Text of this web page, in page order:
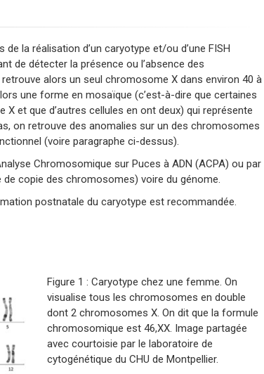
la réalisation d’un caryotype et/ou d’une FISH
de détecter la présence ou l’absence des
alors un seul chromosome X dans environ 40 à
une forme en mosaïque (c’est-à-dire que certaines
et que d’autres cellules en ont deux) qui représente
on retrouve des anomalies sur un des chromosomes
(voire paragraphe ci-dessus).
Chromosomique sur Puces à ADN (ACPA) ou par
de copie des chromosomes) voire du génome.
postnatale du caryotype est recommandée.
Figure 1 : Caryotype chez une femme. On
visualise tous les chromosomes en double
dont 2 chromosomes X. On dit que la formule
chromosomique est 46,XX. Image partagée
avec courtoisie par le laboratoire de
cytogénétique du CHU de Montpellier.